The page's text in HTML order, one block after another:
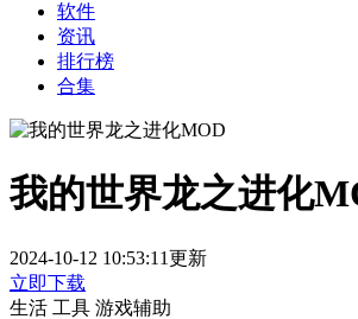
软件
资讯
排行榜
合集
我的世界龙之进化
2024-10-12 10:53:11更新
立即下载
生活 工具 游戏辅助